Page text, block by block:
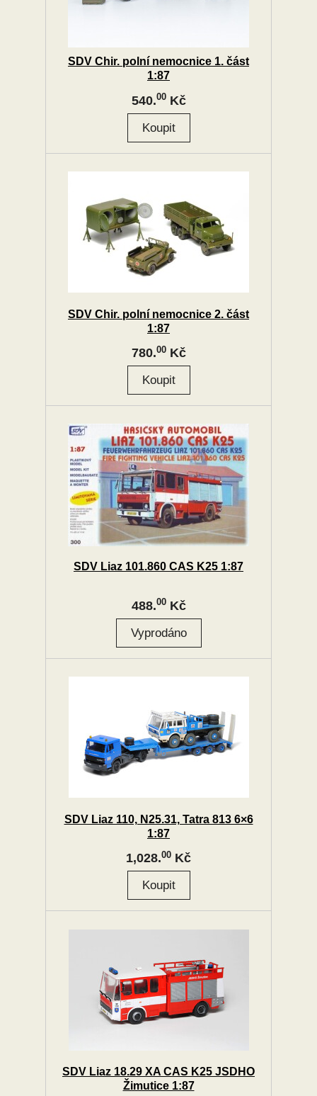
SDV Chir. polní nemocnice 1. část
1:87
540.00Kč
SDV Chir. polní nemocnice 2. část
1:87
780.00Kč
SDV Liaz 101.860 CAS K25 1:87
488.00Kč
SDV Liaz 110, N25.31, Tatra 813 6×6
1:87
1,028.00 Kč
SDV Liaz 18.29 XA CAS K25 JSDHO
Žimutice 1:87